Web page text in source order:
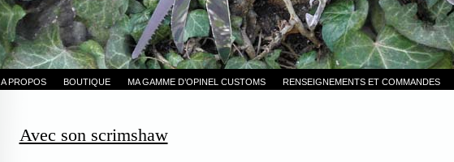
A PROPOS BOUTIQUE MA GAMME D’OPINEL CUSTOMS RENSEIGNEMENTS ET COMMANDES
Avec son scrimshaw